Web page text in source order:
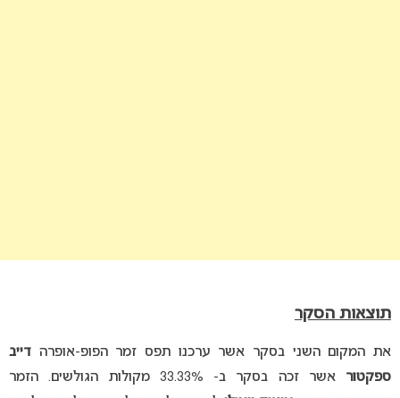
תוצאות הסקר
את המקום השני בסקר אשר ערכנו תפס זמר הפופ-אופרה דייב
ספקטור
אשר זכה בסקר ב- 33.33% מקולות הגולשים. הזמר